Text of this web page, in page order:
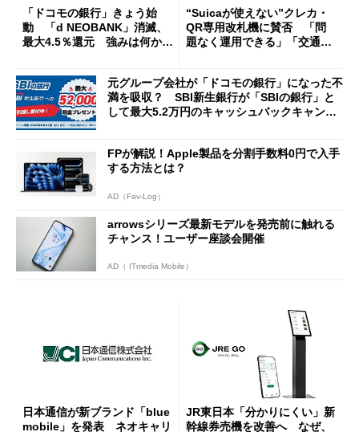
「ドコモの銀行」きょう始
動 「d NEOBANK」消滅、
最大4.5％還元 強みは何か解
“Suicaが使えない”クレカ・
QR専用改札機に賛否 「問
題なく運用できる」「交通系I
元グループ会社が「ドコモの銀行」になった不
満を吸収？ SBI新生銀行が「SBIの銀行」と
して最大5.2万円のキャッシュバックキャンペ
FPが解説！Apple製品を分割手数料0円で入手
する方法とは？
AD（Fav-Log）
arrowsシリーズ最新モデルを発売前に触れる
チャンス！ユーザー座談会開催
AD（ ITmedia Mobile）
日本通信が新ブランド「blue
mobile」を発表 ネオキャリ
JR東日本「分かりにくい」新
幹線券売機を改善へ なぜ、